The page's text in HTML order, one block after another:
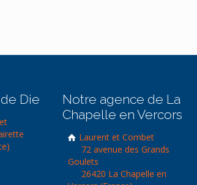
Die
Notre agence de La
Chapelle en Vercors
Laurent et Combet
72 avenue des Grands
Goulets
26420 La Chapelle en